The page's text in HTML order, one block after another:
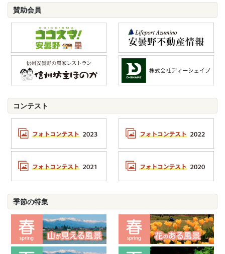
賛助会員
コンテスト
季節の特集